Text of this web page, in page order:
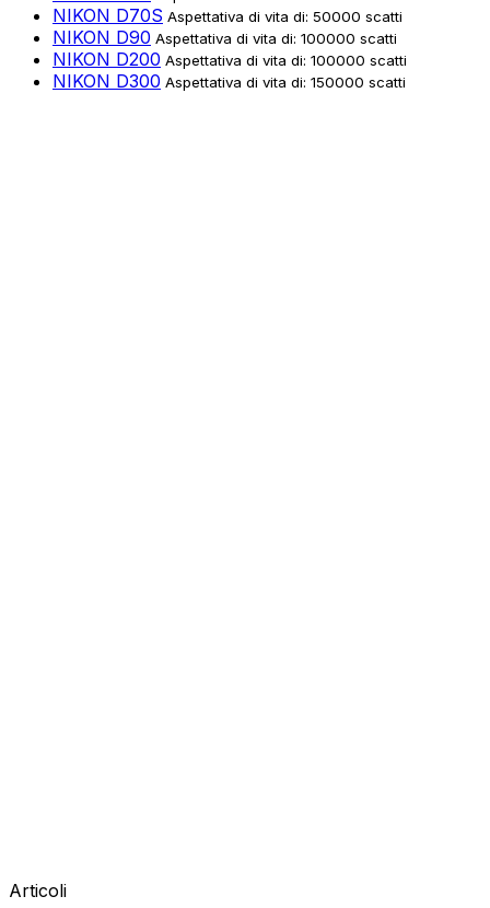
NIKON D70S Aspettativa di vita di: 50000 scatti
NIKON D90 Aspettativa di vita di: 100000 scatti
NIKON D200 Aspettativa di vita di: 100000 scatti
NIKON D300 Aspettativa di vita di: 150000 scatti
Articoli